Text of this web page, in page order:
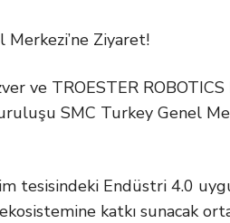
Ziyaret!
ve TROESTER
SMC Turkey Genel
tesisindeki Endüstri 4.0
katkı sunacak